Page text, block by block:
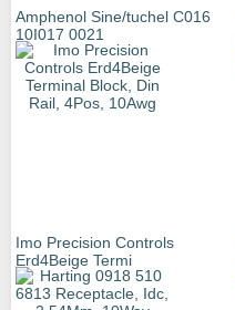
Amphenol Sine/tuchel C016
10I017 0021
Imo Precision Controls
Erd4Beige Termi